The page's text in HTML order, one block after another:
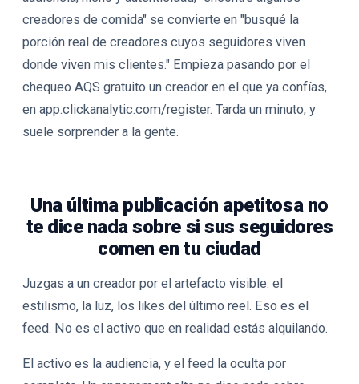
creadores de comida" se convierte en "busqué la
porción real de creadores cuyos seguidores viven
donde viven mis clientes." Empieza pasando por el
chequeo AQS gratuito un creador en el que ya confías,
en app.clickanalytic.com/register. Tarda un minuto, y
suele sorprender a la gente.
Una última publicación apetitosa no
te dice nada sobre si sus seguidores
comen en tu ciudad
Juzgas a un creador por el artefacto visible: el
estilismo, la luz, los likes del último reel. Eso es el
feed. No es el activo que en realidad estás alquilando.
El activo es la audiencia, y el feed la oculta por